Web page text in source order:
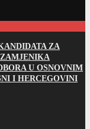
ZA
U OSNOVNIM
I HERCEGOVINI